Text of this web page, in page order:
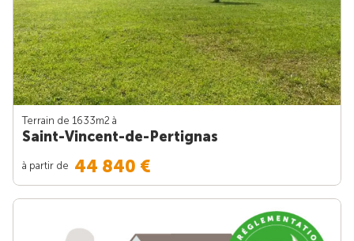
Terrain de 1633m2 à
Saint-Vincent-de-Pertignas
à partir de 44 840 €